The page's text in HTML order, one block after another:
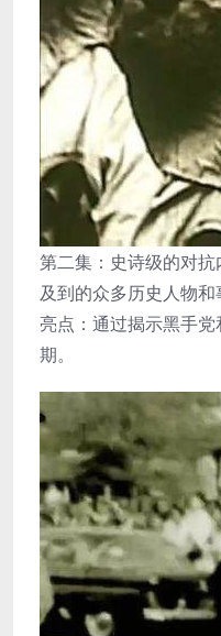
第二集：史诗级的对
及到的众多历史人物和
亮点：通过揭示黑手
期。